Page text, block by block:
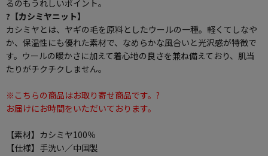
るのもうれしいポイント。
?【カシミヤニット】
カシミヤとは、ヤギの毛を原料としたウールの一種。軽くてしなや
か、保温性にも優れた素材で、なめらかな風合いと光沢感が特徴で
す。ウールの暖かさに加えて着心地の良さを兼ね備えており、肌当
たりがチクチクしません。
※こちらの商品はお取り寄せ商品です。?
お届けにお時間をいただいております。
【素材】カシミヤ100％
【仕様】手洗い／中国製